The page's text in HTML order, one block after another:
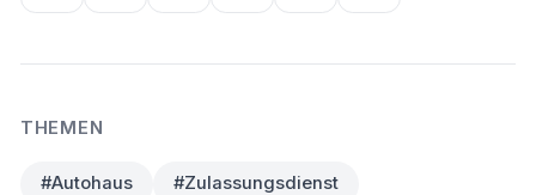
THEMEN
#Autohaus #Zulassungsdienst